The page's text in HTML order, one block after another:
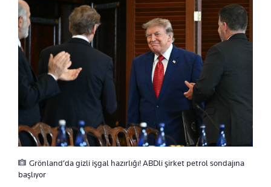
Grönland’da gizli işgal hazırlığı! ABDli şirket petrol sondajına
başlıyor